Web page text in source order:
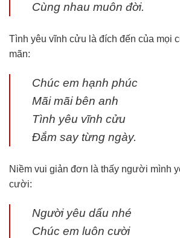
Cùng nhau muôn đời.
Tình yêu vĩnh cửu là đích đến của mọi
mãn:
Chúc em hạnh phúc
Mãi mãi bên anh
Tình yêu vĩnh cửu
Đắm say từng ngày.
Niềm vui giản đơn là thấy người mình
cười:
Người yêu dấu nhé
Chúc em luôn cười